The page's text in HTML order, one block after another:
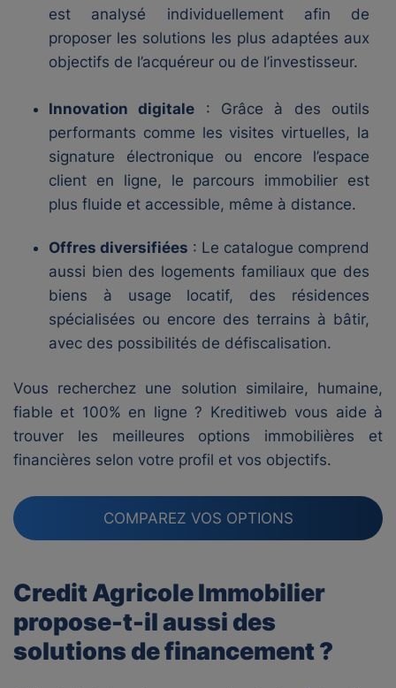
est analysé individuellement afin de
proposer les solutions les plus adaptées aux
objectifs de l’acquéreur ou de l’investisseur.
Innovation digitale : Grâce à des outils
performants comme les visites virtuelles, la
signature électronique ou encore l’espace
client en ligne, le parcours immobilier est
plus fluide et accessible, même à distance.
Offres diversifiées : Le catalogue comprend
aussi bien des logements familiaux que des
biens à usage locatif, des résidences
spécialisées ou encore des terrains à bâtir,
avec des possibilités de défiscalisation.
Vous recherchez une solution similaire, humaine,
fiable et 100% en ligne ? Kreditiweb vous aide à
trouver les meilleures options immobilières et
financières selon votre profil et vos objectifs.
COMPAREZ VOS OPTIONS
Credit Agricole Immobilier
propose-t-il aussi des
solutions de financement ?